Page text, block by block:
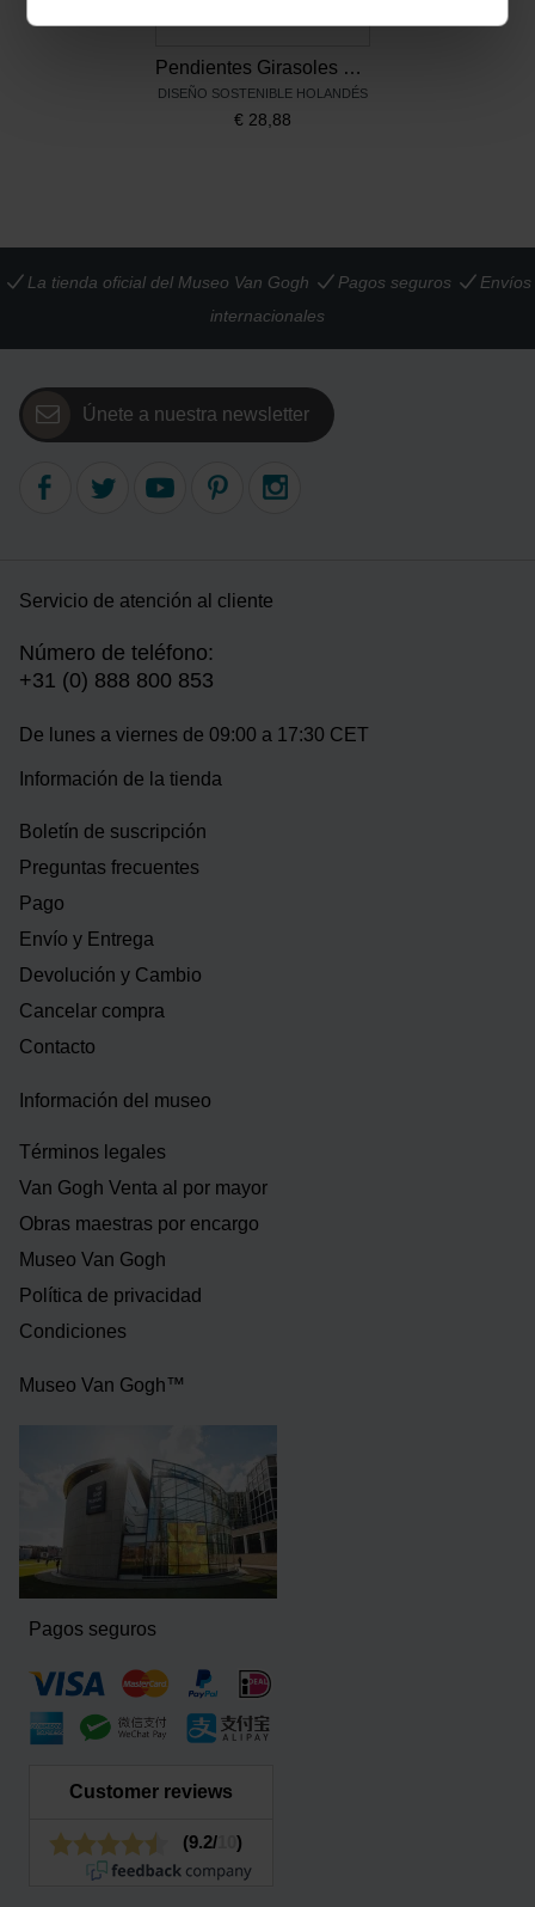
Pendientes Girasoles amarillo/verde Van Gogh
DISEÑO SOSTENIBLE HOLANDÉS
€ 28,88
La tienda oficial del Museo Van Gogh Pagos seguros
Envíos
internacionales
Únete a nuestra newsletter
Servicio de atención al cliente
Número de teléfono:
+31 (0) 888 800 853
De lunes a viernes de 09:00 a 17:30 CET
Información de la tienda
Boletín de suscripción
Preguntas frecuentes
Pago
Envío y Entrega
Devolución y Cambio
Cancelar compra
Contacto
Información del museo
Términos legales
Van Gogh Venta al por mayor
Obras maestras por encargo
Museo Van Gogh
Política de privacidad
Condiciones
Museo Van Gogh™
Pagos seguros